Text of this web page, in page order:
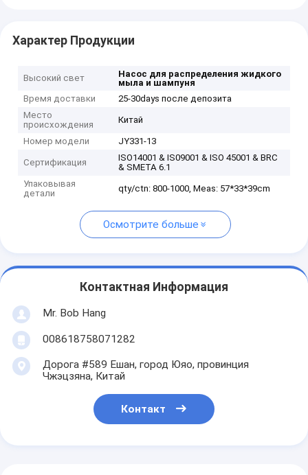
Характер Продукции
Высокий свет
Насос для распределения жидкого
мыла и шампуня
Время доставки
25-30days после депозита
Место
происхождения
Китай
Номер модели JY331-13
Сертификация
ISO14001 & IS09001 & ISO 45001 & BRC
& SMETA 6.1
Упаковывая
детали
qty/ctn: 800-1000, Meas: 57*33*39cm
Осмотрите больше
Контактная Информация
Mr. Bob Hang
008618758071282
Дорога #589 Ешан, город Юяо, провинция
Чжэцзяна, Китай
Контакт